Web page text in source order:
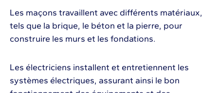
Les maçons travaillent avec différents matériaux,
tels que la brique, le béton et la pierre, pour
construire les murs et les fondations.
Les électriciens installent et entretiennent les
systèmes électriques, assurant ainsi le bon